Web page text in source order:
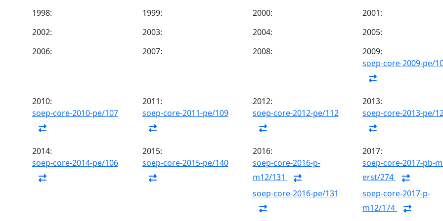
1998:
1999: 2000:
2001:
2002:
2003: 2004:
2005:
2006:
2007: 2008:
2009:
soep-core-2009-pe/
2010:
soep-core-2010-pe/107
2011:
soep-core-2011-pe/109
2012:
soep-core-2012-pe/112
2013:
soep-core-2013-pe/
2014:
soep-core-2014-pe/106
2015:
soep-core-2015-pe/140
2016:
soep-core-2016-p-
m12/131
soep-core-2016-pe/131
2017:
soep-core-2017-pb-
erst/274
soep-core-2017-p-
m12/174